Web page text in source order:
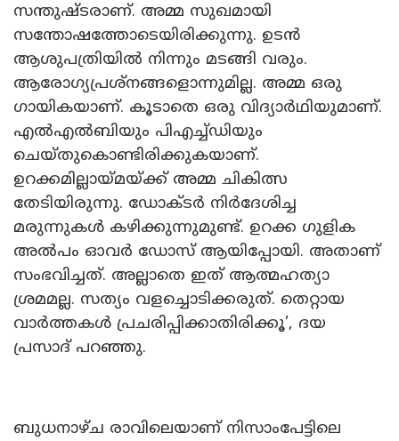
സന്തുഷ്ടരാണ്. അമ്മ സുഖമായി
സന്തോഷത്തോടെയിരിക്കുന്നു. ഉടൻ
ആശുപത്രിയിൽ നിന്നും മടങ്ങി വരും.
ആരോഗ്യപ്രശ്നങ്ങളൊന്നുമില്ല. അമ്മ ഒരു
ഗായികയാണ്. കൂടാതെ ഒരു വിദ്യാർഥിയുമാണ്.
എൽഎൽബിയും പിഎച്ച്ഡിയും
ചെയ്തുകൊണ്ടിരിക്കുകയാണ്.
ഉറക്കമില്ലായ്മയ്ക്ക് അമ്മ ചികിത്സ
തേടിയിരുന്നു. ഡോക്ടർ നിർദേശിച്ച
മരുന്നുകൾ കഴിക്കുന്നുമുണ്ട്. ഉറക്ക ഗുളിക
അൽപം ഓവർ ഡോസ് ആയിപ്പോയി. അതാണ്
സംഭവിച്ചത്. അല്ലാതെ ഇത് ആത്മഹത്യാ
ശ്രമമല്ല. സത്യം വളച്ചൊടിക്കരുത്. തെറ്റായ
വാർത്തകൾ പ്രചരിപ്പിക്കാതിരിക്കൂ’, ദയ
പ്രസാദ് പറഞ്ഞു.
ബുധനാഴ്ച രാവിലെയാണ് നിസാംപേട്ടിലെ